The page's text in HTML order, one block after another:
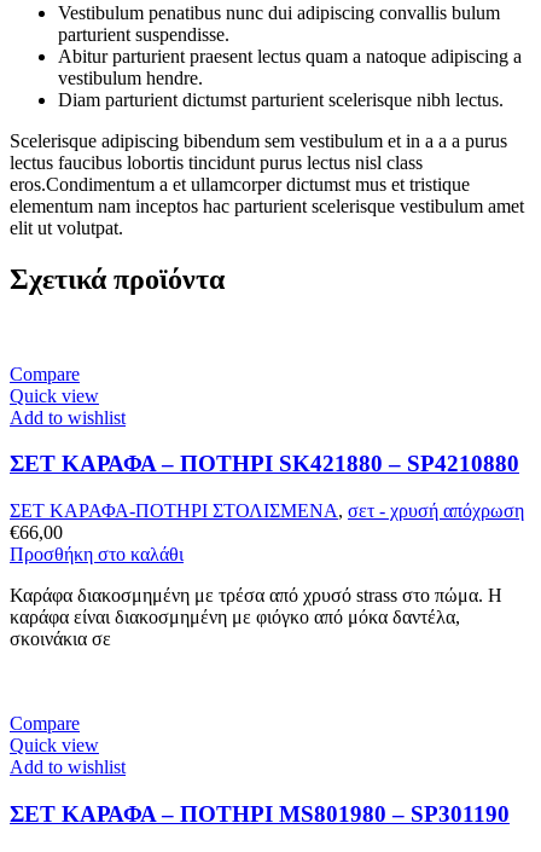
Vestibulum penatibus nunc dui adipiscing convallis bulum
parturient suspendisse.
Abitur parturient praesent lectus quam a natoque adipiscing a
vestibulum hendre.
Diam parturient dictumst parturient scelerisque nibh lectus.
Scelerisque adipiscing bibendum sem vestibulum et in a a a purus
lectus faucibus lobortis tincidunt purus lectus nisl class
eros.Condimentum a et ullamcorper dictumst mus et tristique
elementum nam inceptos hac parturient scelerisque vestibulum amet
elit ut volutpat.
Σχετικά προϊόντα
Compare
Quick view
Add to wishlist
ΣΕΤ ΚΑΡΑΦΑ – ΠΟΤΗΡΙ SK421880 – SP4210880
ΣΕΤ ΚΑΡΑΦΑ-ΠΟΤΗΡΙ ΣΤΟΛΙΣΜΕΝΑ, σετ - χρυσή απόχρωση
€66,00
Προσθήκη στο καλάθι
Καράφα διακοσμημένη με τρέσα από χρυσό strass στο πώμα. Η
καράφα είναι διακοσμημένη με φιόγκο από μόκα δαντέλα,
σκοινάκια σε
Compare
Quick view
Add to wishlist
ΣΕΤ ΚΑΡΑΦΑ – ΠΟΤHΡΙ MS801980 – SP301190